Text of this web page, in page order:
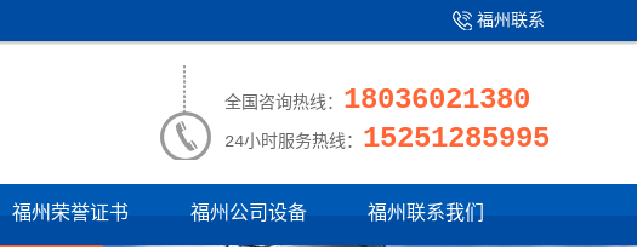
福州联系
全国咨询热线： 18036021380
24小时服务热线： 15251285995
福州荣誉证书 福州公司设备 福州联系我们